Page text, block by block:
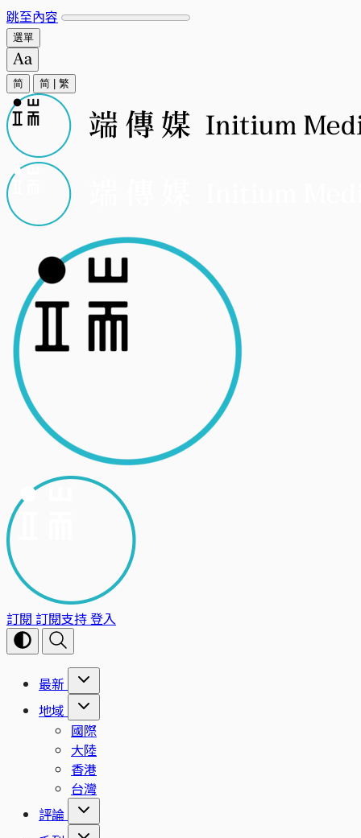
跳至內容
選單
简 简 繁
訂閱 訂閱支持登入
最新
地域
國際
大陸
香港
台灣
評論